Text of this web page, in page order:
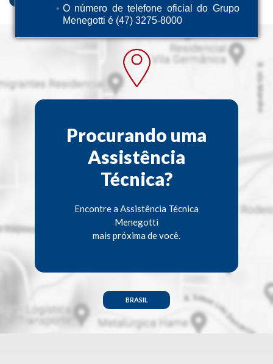
O número de telefone oficial do Grupo
Menegotti é (47) 3275-8000
Procurando uma
Assistência
Técnica?
Encontre a Assistência Técnica
Menegotti
mais próxima de você.
BRASIL